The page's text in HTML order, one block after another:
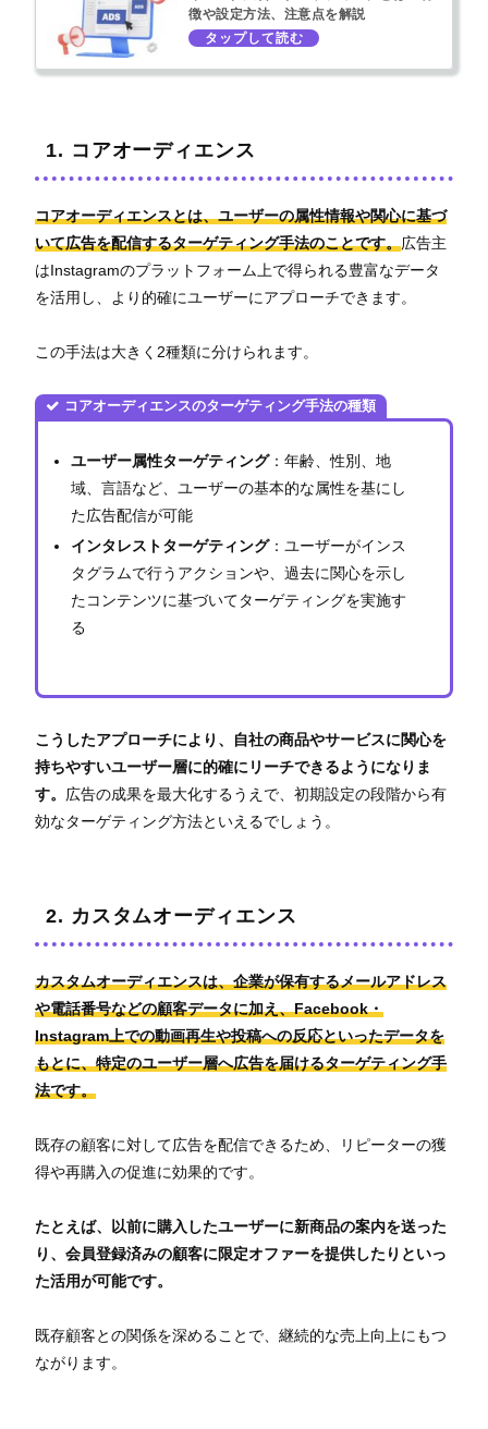
徴や設定方法、注意点を解説
1. コアオーディエンス
コアオーディエンスとは、ユーザーの属性情報や関心に基づ
いて広告を配信するターゲティング手法のことです。広告主
はInstagramのプラットフォーム上で得られる豊富なデータ
を活用し、より的確にユーザーにアプローチできます。
この手法は大きく2種類に分けられます。
コアオーディエンスのターゲティング手法の種類
ユーザー属性ターゲティング：年齢、性別、地
域、言語など、ユーザーの基本的な属性を基にし
た広告配信が可能
インタレストターゲティング：ユーザーがインス
タグラムで行うアクションや、過去に関心を示し
たコンテンツに基づいてターゲティングを実施す
る
こうしたアプローチにより、自社の商品やサービスに関心を
持ちやすいユーザー層に的確にリーチできるようになりま
す。 広告の成果を最大化するうえで、初期設定の段階から有
効なターゲティング方法といえるでしょう。
2. カスタムオーディエンス
カスタムオーディエンスは、企業が保有するメールアドレス
や電話番号などの顧客データに加え、Facebook・
Instagram上での動画再生や投稿への反応といったデータを
もとに、特定のユーザー層へ広告を届けるターゲティング手
法です。
既存の顧客に対して広告を配信できるため、リピーターの獲
得や再購入の促進に効果的です。
たとえば、以前に購入したユーザーに新商品の案内を送った
り、会員登録済みの顧客に限定オファーを提供したりといっ
た活用が可能です。
既存顧客との関係を深めることで、継続的な売上向上にもつ
ながります。